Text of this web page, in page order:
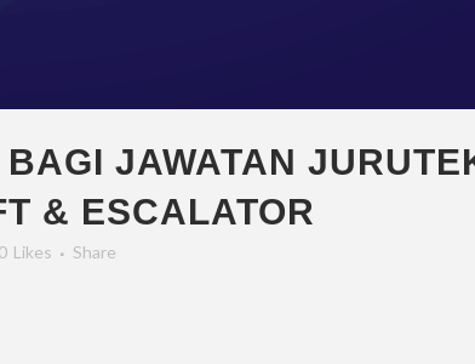
JAWATAN
& ESCALATOR
0 Likes Share